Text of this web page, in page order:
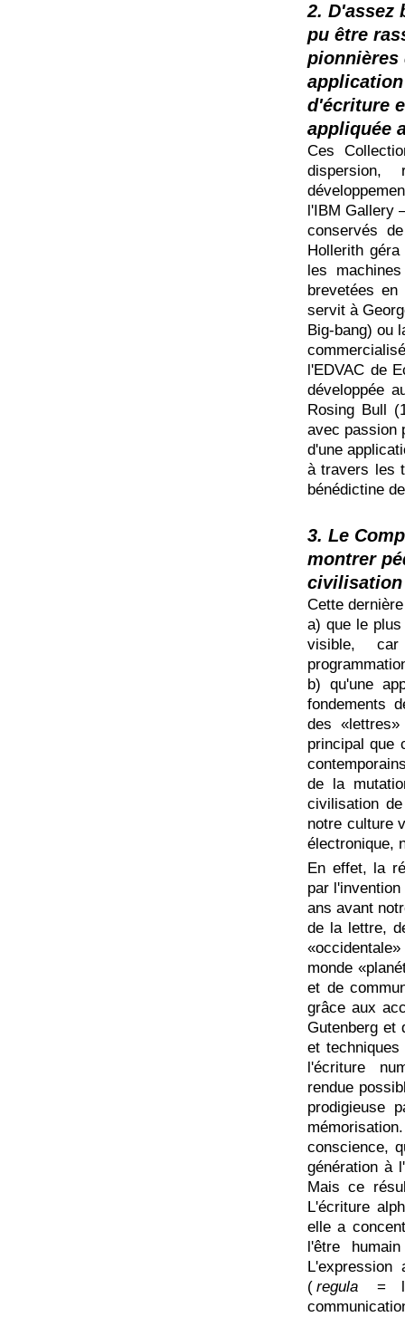
2. D'assez
pu être
pionnières
d'écriture
appliquée
Ces
l'IBM Gallery
conservés
Hollerith
les
brevetées
servit à
Big-bang) ou
l'EDVAC de
développée
Rosing Bull
avec passion
d'une
à travers les
bénédictine
3. Le
montrer
civilisation
Cette
a) que le
visible,
b) qu'une
fondements
des
principal que
de la
civilisation
notre culture
électronique,
En effet, la
par
ans avant
de la lettre,
monde
et de
grâce aux
Gutenberg et
et
l'écriture
rendue
prodigieuse
conscience,
génération à
Mais ce
L'écriture
elle a
l'être
( regula
=